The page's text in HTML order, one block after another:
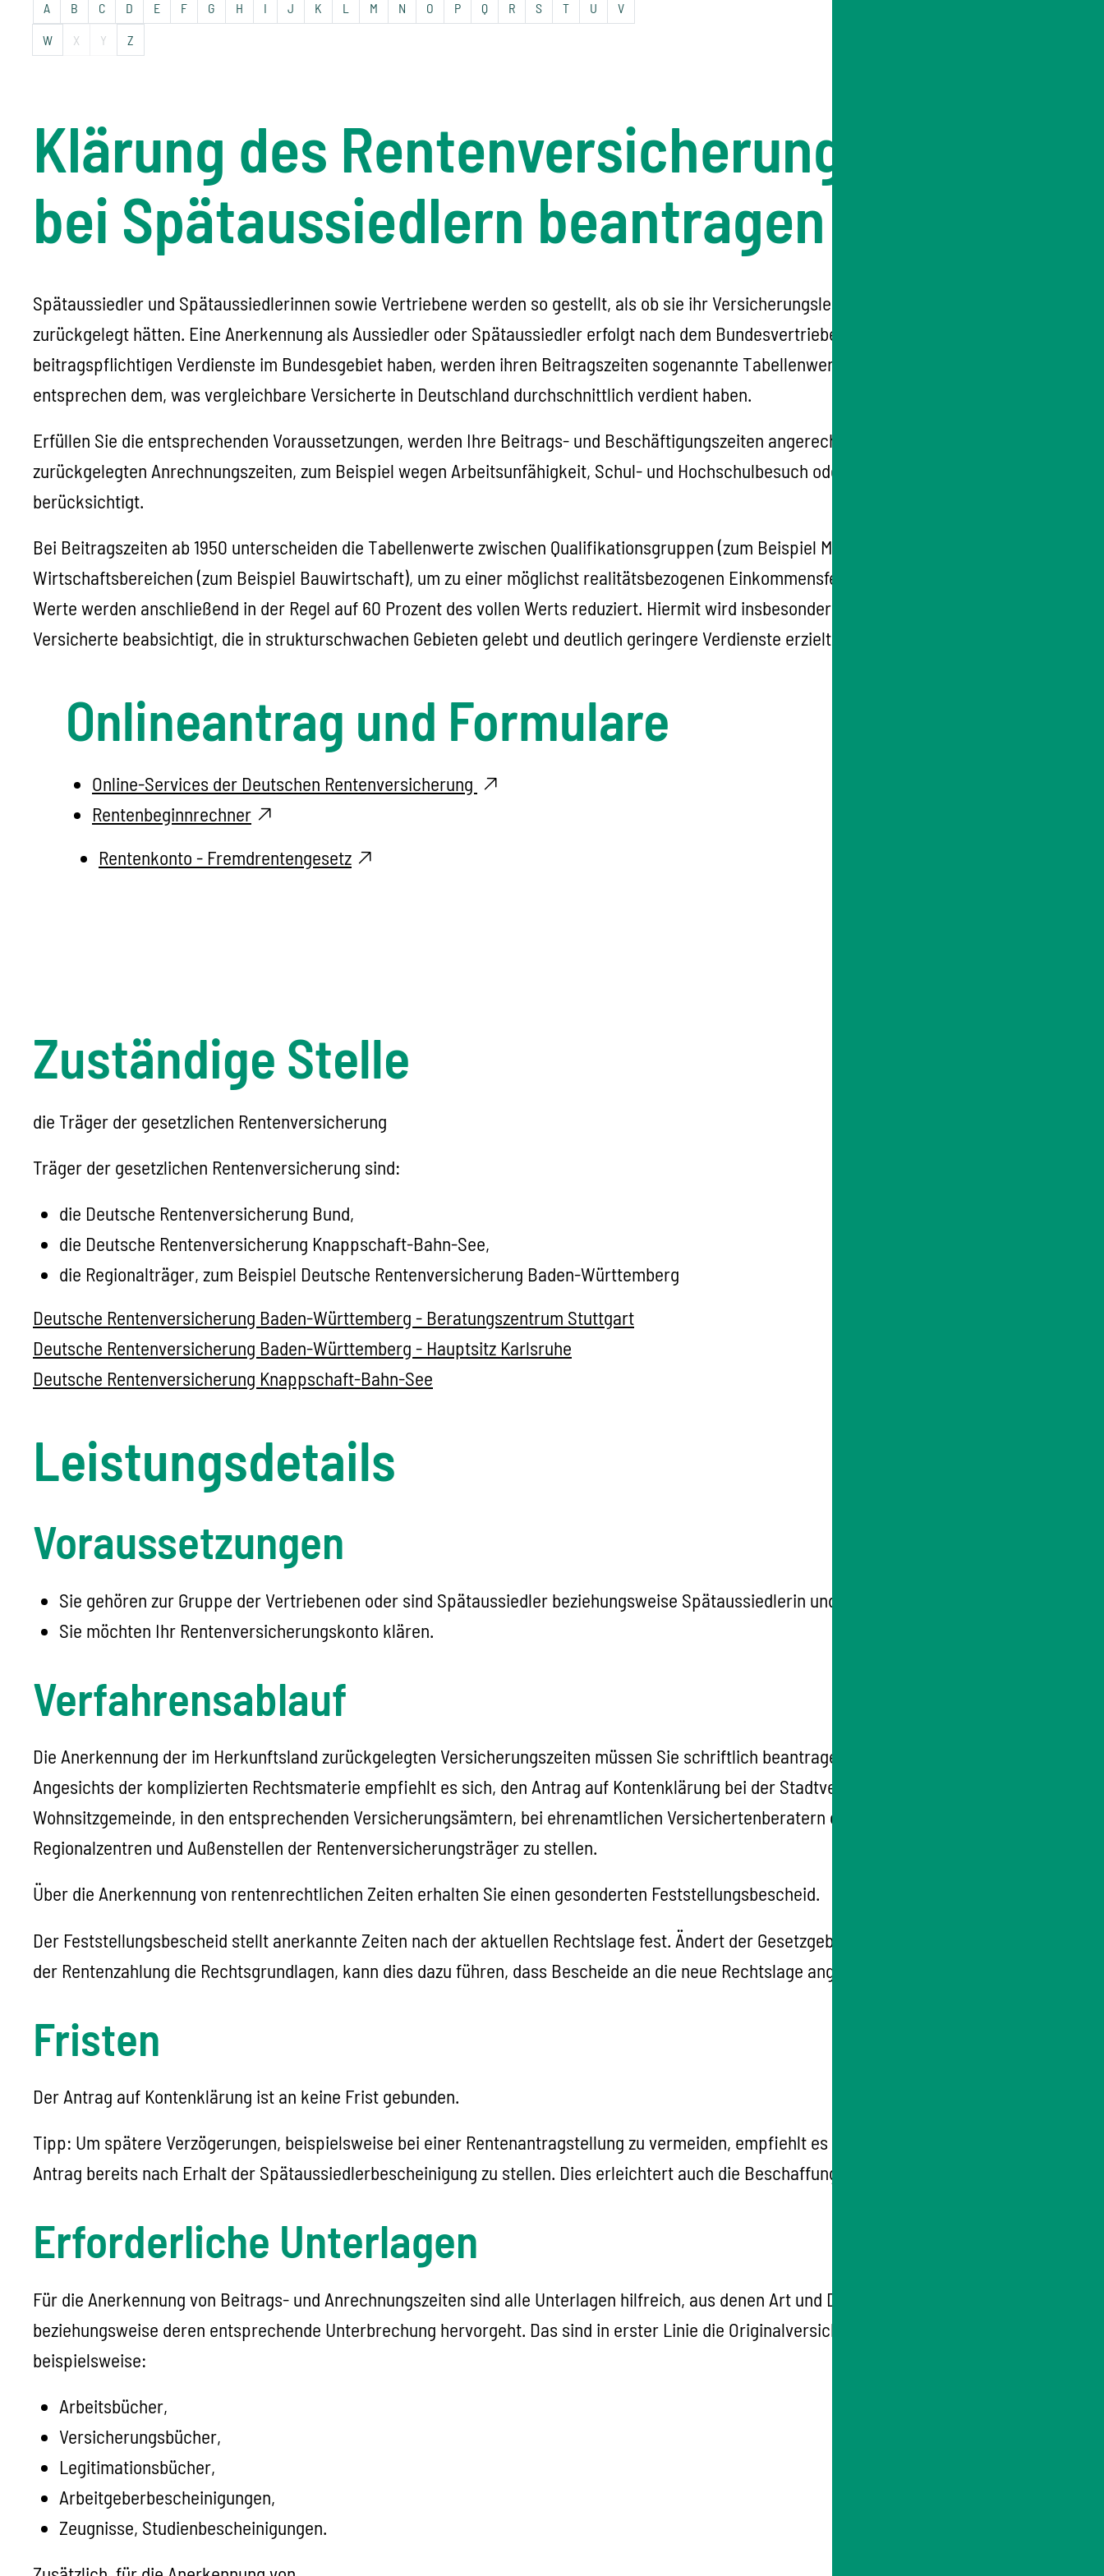
A B C D E F G H I J K L M N O P Q R S T U V
W X Y Z
Klärung des Rentenversicherungskonto
bei Spätaussiedlern beantragen
Spätaussiedler und Spätaussiedlerinnen sowie Vertriebene werden so gestellt, als ob sie ihr Versicherungsleben in Deutschland
zurückgelegt hätten. Eine Anerkennung als Aussiedler oder Spätaussiedler erfolgt nach dem Bundesvertriebenengesetz.
beitragspflichtigen Verdienste im Bundesgebiet haben, werden ihren Beitragszeiten sogenannte Tabellenwerte zugeordnet. Diese
entsprechen dem, was vergleichbare Versicherte in Deutschland durchschnittlich verdient haben.
Erfüllen Sie die entsprechenden Voraussetzungen, werden Ihre Beitrags- und Beschäftigungszeiten angerechnet. Auch Ihre im Herkunftsland
zurückgelegten Anrechnungszeiten, zum Beispiel wegen Arbeitsunfähigkeit, Schul- und Hochschulbesuch oder Krankheit, werden
berücksichtigt.
Bei Beitragszeiten ab 1950 unterscheiden die Tabellenwerte zwischen Qualifikationsgruppen (zum Beispiel Meister) und
Wirtschaftsbereichen (zum Beispiel Bauwirtschaft), um zu einer möglichst realitätsbezogenen Einkommensfeststellung zu gelangen. Die
Werte werden anschließend in der Regel auf 60 Prozent des vollen Werts reduziert. Hiermit wird insbesondere eine Anpassung an
Versicherte beabsichtigt, die in strukturschwachen Gebieten gelebt und deutlich geringere Verdienste erzielt haben.
Onlineantrag und Formulare
Online-Services der Deutschen Rentenversicherung
Rentenbeginnrechner
Rentenkonto - Fremdrentengesetz
Zuständige Stelle
die Träger der gesetzlichen Rentenversicherung
Träger der gesetzlichen Rentenversicherung sind:
die Deutsche Rentenversicherung Bund,
die Deutsche Rentenversicherung Knappschaft-Bahn-See,
die Regionalträger, zum Beispiel Deutsche Rentenversicherung Baden-Württemberg
Deutsche Rentenversicherung Baden-Württemberg - Beratungszentrum Stuttgart
Deutsche Rentenversicherung Baden-Württemberg - Hauptsitz Karlsruhe
Deutsche Rentenversicherung Knappschaft-Bahn-See
Leistungsdetails
Voraussetzungen
Sie gehören zur Gruppe der Vertriebenen oder sind Spätaussiedler beziehungsweise Spätaussiedlerin und
Sie möchten Ihr Rentenversicherungskonto klären.
Verfahrensablauf
Die Anerkennung der im Herkunftsland zurückgelegten Versicherungszeiten müssen Sie schriftlich beantragen.
Angesichts der komplizierten Rechtsmaterie empfiehlt es sich, den Antrag auf Kontenklärung bei der Stadtverwaltung, Ihrer
Wohnsitzgemeinde, in den entsprechenden Versicherungsämtern, bei ehrenamtlichen Versichertenberatern oder direkt bei den
Regionalzentren und Außenstellen der Rentenversicherungsträger zu stellen.
Über die Anerkennung von rentenrechtlichen Zeiten erhalten Sie einen gesonderten Feststellungsbescheid.
Der Feststellungsbescheid stellt anerkannte Zeiten nach der aktuellen Rechtslage fest. Ändert der Gesetzgeber bis zum tatsächlichen Beginn
der Rentenzahlung die Rechtsgrundlagen, kann dies dazu führen, dass Bescheide an die neue Rechtslage angepasst werden müssen.
Fristen
Der Antrag auf Kontenklärung ist an keine Frist gebunden.
Tipp: Um spätere Verzögerungen, beispielsweise bei einer Rentenantragstellung zu vermeiden, empfiehlt es sich, einen entsprechenden
Antrag bereits nach Erhalt der Spätaussiedlerbescheinigung zu stellen. Dies erleichtert auch die Beschaffung von notwendigen Unterlagen.
Erforderliche Unterlagen
Für die Anerkennung von Beitrags- und Anrechnungszeiten sind alle Unterlagen hilfreich, aus denen Art und Dauer der Beschäftigung,
beziehungsweise deren entsprechende Unterbrechung hervorgeht. Das sind in erster Linie die Originalversicherungsunterlagen wie
beispielsweise:
Arbeitsbücher,
Versicherungsbücher,
Legitimationsbücher,
Arbeitgeberbescheinigungen,
Zeugnisse, Studienbescheinigungen.